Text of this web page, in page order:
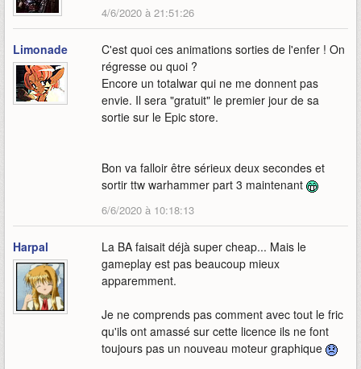
4/6/2020 à 21:51:26
Limonade
C'est quoi ces animations sorties de l'enfer ! On
régresse ou quoi ?
Encore un totalwar qui ne me donnent pas
envie. Il sera "gratuit" le premier jour de sa
sortie sur le Epic store.
Bon va falloir être sérieux deux secondes et
sortir ttw warhammer part 3 maintenant
6/6/2020 à 10:18:13
Harpal
La BA faisait déjà super cheap... Mais le
gameplay est pas beaucoup mieux
apparemment.
Je ne comprends pas comment avec tout le fric
qu'ils ont amassé sur cette licence ils ne font
toujours pas un nouveau moteur graphique